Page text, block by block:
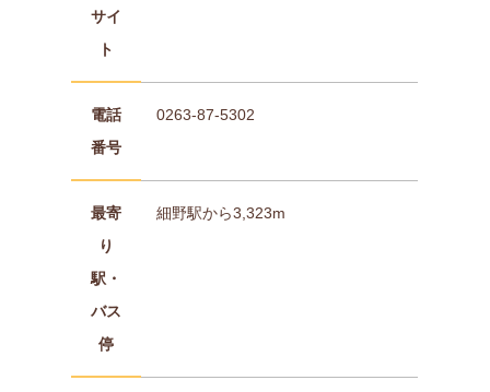
サイ
ト
電話
番号
0263-87-5302
最寄
り
駅・
バス
停
細野駅から3,323m